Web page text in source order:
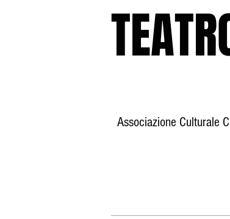
Associazione Culturale